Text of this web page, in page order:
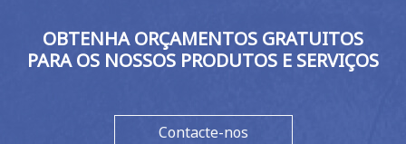
OBTENHA ORÇAMENTOS GRATUITOS
PARA OS NOSSOS PRODUTOS E SERVIÇOS
Contacte-nos